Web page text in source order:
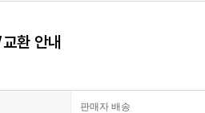
환 안내
판매자 배송